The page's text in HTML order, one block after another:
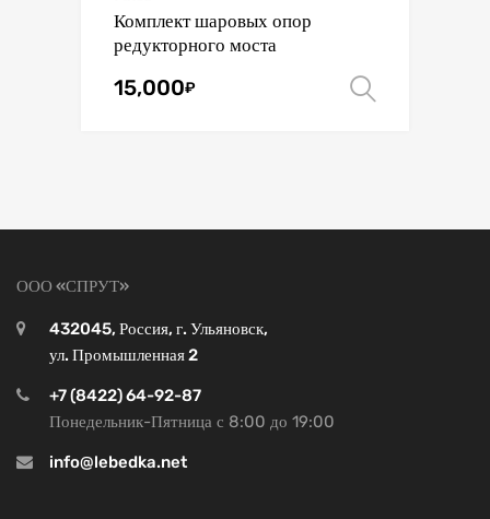
Комплект шаровых опор
редукторного моста
15,000₽
ООО «СПРУТ»
432045, Россия, г. Ульяновск,
ул. Промышленная 2
+7 (8422) 64-92-87
Понедельник-Пятница с 8:00 до 19:00
info@lebedka.net